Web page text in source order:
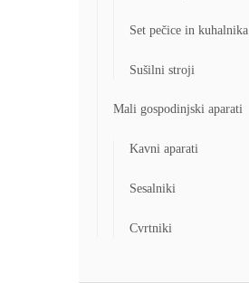
Set pečice in kuhalnika
Sušilni stroji
Mali gospodinjski aparati
Kavni aparati
Sesalniki
Cvrtniki